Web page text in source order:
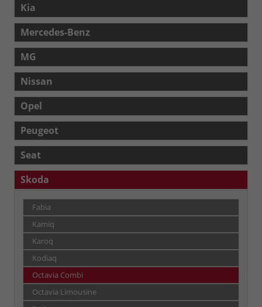
Kia
Mercedes-Benz
MG
Nissan
Opel
Peugeot
Seat
Skoda
Fabia
Kamiq
Karoq
Kodiaq
Octavia Combi
Octavia Limousine